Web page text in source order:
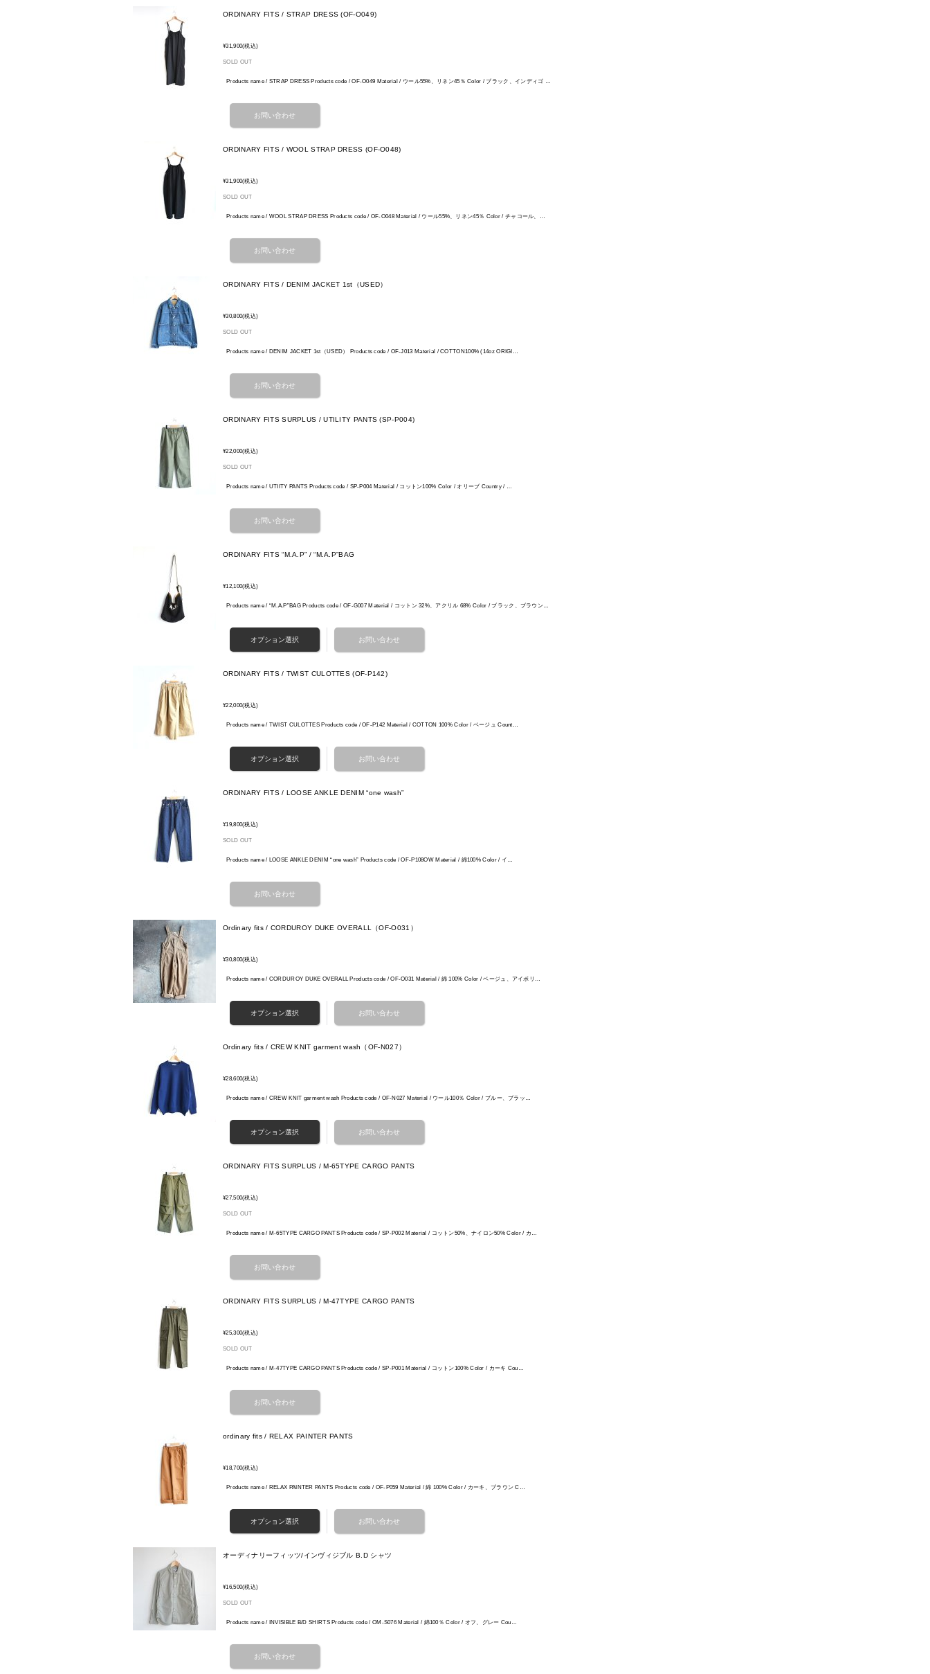
ORDINARY FITS / STRAP DRESS (OF-O049)
¥31,900(税込)
SOLD OUT
Products name / STRAP DRESS Products code / OF-O049 Material / ウール55%、リネン45％ Color / ブラック、インディゴ …
ORDINARY FITS / WOOL STRAP DRESS (OF-O048)
¥31,900(税込)
SOLD OUT
Products name / WOOL STRAP DRESS Products code / OF-O048 Material / ウール55%、リネン45％ Color / チャコール、…
ORDINARY FITS / DENIM JACKET 1st（USED）
¥30,800(税込)
SOLD OUT
Products name / DENIM JACKET 1st（USED） Products code / OF-J013 Material / COTTON100% (14oz ORIGI…
ORDINARY FITS SURPLUS / UTILITY PANTS (SP-P004)
¥22,000(税込)
SOLD OUT
Products name / UTIITY PANTS Products code / SP-P004 Material / コットン100% Color / オリーブ Country / …
ORDINARY FITS “M.A.P” / “M.A.P”BAG
¥12,100(税込)
Products name / “M.A.P”BAG Products code / OF-G007 Material / コットン 32%、アクリル 68% Color / ブラック、ブラウン…
ORDINARY FITS / TWIST CULOTTES (OF-P142)
¥22,000(税込)
Products name / TWIST CULOTTES Products code / OF-P142 Material / COTTON 100% Color / ベージュ Count…
ORDINARY FITS / LOOSE ANKLE DENIM “one wash”
¥19,800(税込)
SOLD OUT
Products name / LOOSE ANKLE DENIM “one wash” Products code / OF-P108OW Material / 綿100% Color / イ…
Ordinary fits / CORDUROY DUKE OVERALL（OF-O031）
¥30,800(税込)
Products name / CORDUROY DUKE OVERALL Products code / OF-O031 Material / 綿 100% Color / ベージュ、アイボリ…
Ordinary fits / CREW KNIT garment wash（OF-N027）
¥28,600(税込)
Products name / CREW KNIT garment wash Products code / OF-N027 Material / ウール100％ Color / ブルー、ブラッ…
ORDINARY FITS SURPLUS / M-65TYPE CARGO PANTS
¥27,500(税込)
SOLD OUT
Products name / M-65TYPE CARGO PANTS Products code / SP-P002 Material / コットン50%、ナイロン50% Color / カ…
ORDINARY FITS SURPLUS / M-47TYPE CARGO PANTS
¥25,300(税込)
SOLD OUT
Products name / M-47TYPE CARGO PANTS Products code / SP-P001 Material / コットン100% Color / カーキ Cou…
ordinary fits / RELAX PAINTER PANTS
¥18,700(税込)
Products name / RELAX PAINTER PANTS Products code / OF-P059 Material / 綿 100% Color / カーキ、ブラウン C…
オーディナリーフィッツ/インヴィジブル B.D シャツ
¥16,500(税込)
SOLD OUT
Products name / INVISIBLE B/D SHIRTS Products code / OM-S076 Material / 綿100％ Color / オフ、グレー Cou…